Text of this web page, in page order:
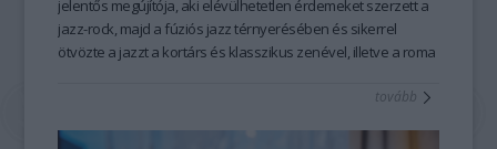
jelentős megújítója, aki elévülhetetlen érdemeket szerzett a
jazz-rock, majd a fúziós jazz térnyerésében és sikerrel
ötvözte a jazzt a kortárs és klasszikus zenével, illetve a roma
zenészlegenda október 1-jén, a zene világnapján New
Szakcsi Lakatos Bélával és Szakcsi Lakatos Róberttel,
tovább